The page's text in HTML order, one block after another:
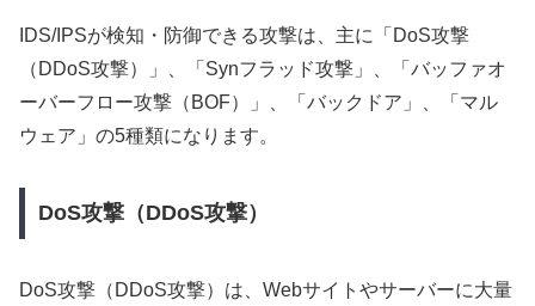
IDS/IPSが検知・防御できる攻撃は、主に「DoS攻撃
（DDoS攻撃）」、「Synフラッド攻撃」、「バッファオ
ーバーフロー攻撃（BOF）」、「バックドア」、「マル
ウェア」の5種類になります。
DoS攻撃（DDoS攻撃）
DoS攻撃（DDoS攻撃）は、Webサイトやサーバーに大量